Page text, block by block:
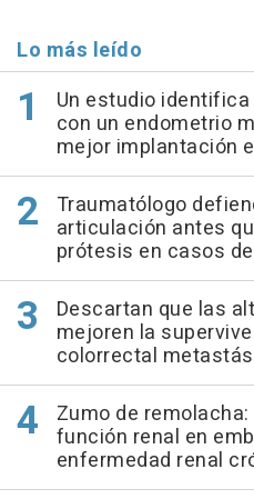
Lo más leído
Un estudio
con un endometrio
mejor implantación
Traumatólogo
articulación antes
prótesis en casos
Descartan que las
mejoren la
colorrectal
Zumo de
función renal en
enfermedad renal